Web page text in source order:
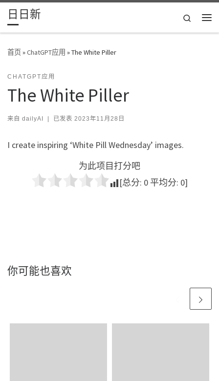
Skip to content
日日新
Search
首页»ChatGPT应用 »The White Piller
CHATGPT应用
The White Piller
来自 dailyAI | 已发表 2023年11月28日
I create inspiring ‘White Pill Wednesday’ images.
为此项目打分吧
[总分: 0 平均分: 0]
你可能也喜欢